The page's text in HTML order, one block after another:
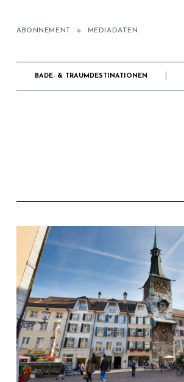
ABONNEMENT MEDIADATEN
BADE- & TRAUMDESTINATIONEN